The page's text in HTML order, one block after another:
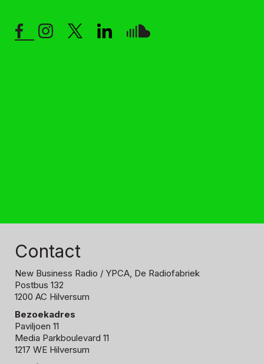
Contact
New Business Radio / YPCA, De Radiofabriek
Postbus 132
1200 AC Hilversum
Bezoekadres
Paviljoen 11
Media Parkboulevard 11
1217 WE Hilversum